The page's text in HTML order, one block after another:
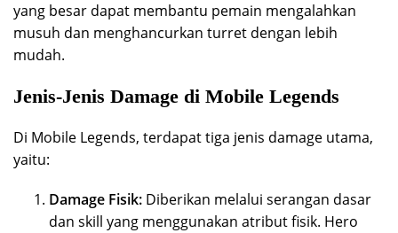
yang besar dapat membantu pemain mengalahkan
musuh dan menghancurkan turret dengan lebih
mudah.
Jenis-Jenis Damage di Mobile Legends
Di Mobile Legends, terdapat tiga jenis damage utama,
yaitu:
Damage Fisik: Diberikan melalui serangan dasar
dan skill yang menggunakan atribut fisik. Hero